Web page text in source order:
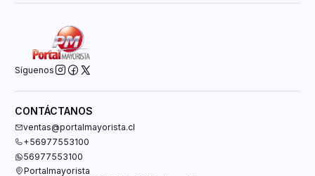
Síguenos
CONTÁCTANOS
ventas@portalmayorista.cl
+56977553100
56977553100
Portalmayorista